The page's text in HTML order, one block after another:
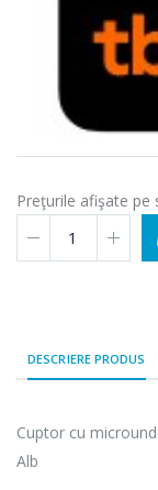
Preţurile afişate
DESCRIERE PRODUS
Cuptor cu
Alb